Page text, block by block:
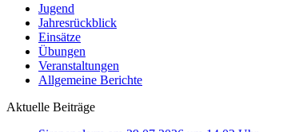
Jugend
Jahresrückblick
Einsätze
Übungen
Veranstaltungen
Allgemeine Berichte
Aktuelle Beiträge